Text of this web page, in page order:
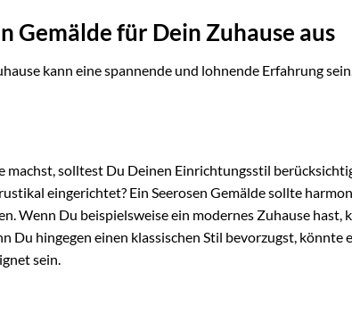
Gemälde für Dein Zuhause aus
kann eine spannende und lohnende Erfahrung
machst, solltest Du Deinen Einrichtungsstil
eingerichtet? Ein Seerosen Gemälde sollte
Wenn Du beispielsweise ein modernes Zuhause hast,
Du hingegen einen klassischen Stil bevorzugst, könnte
sein.